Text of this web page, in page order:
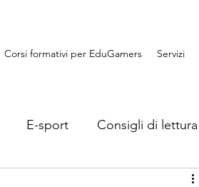
Corsi formativi per EduGamers Servizi
E-sport Consigli di lettura